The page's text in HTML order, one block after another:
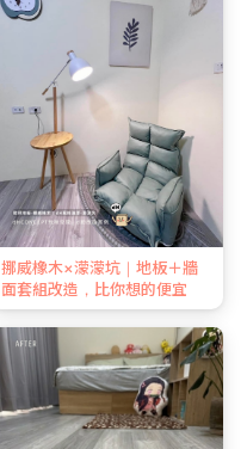
挪威橡木×濛濛坑｜地板＋牆
面套組改造，比你想的便宜